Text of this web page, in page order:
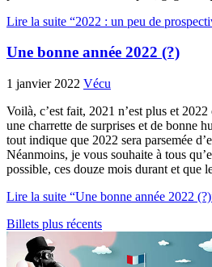
Lire la suite “2022 : un peu de
Une bonne année 2022 (?)
1 janvier 2022 Vécu
Voilà, c’est fait, 2021 n’est plus et
une charrette de surprises et de bonne
tout indique que 2022 sera parsemée
Néanmoins, je vous souhaite à tous
possible, ces douze mois durant et
Lire la suite “Une bonne année 2022
Billets plus récents